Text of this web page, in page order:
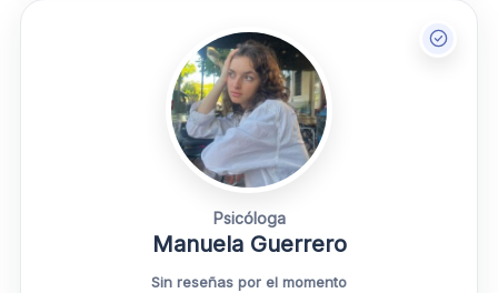
Psicóloga
Manuela Guerrero
Sin reseñas por el momento